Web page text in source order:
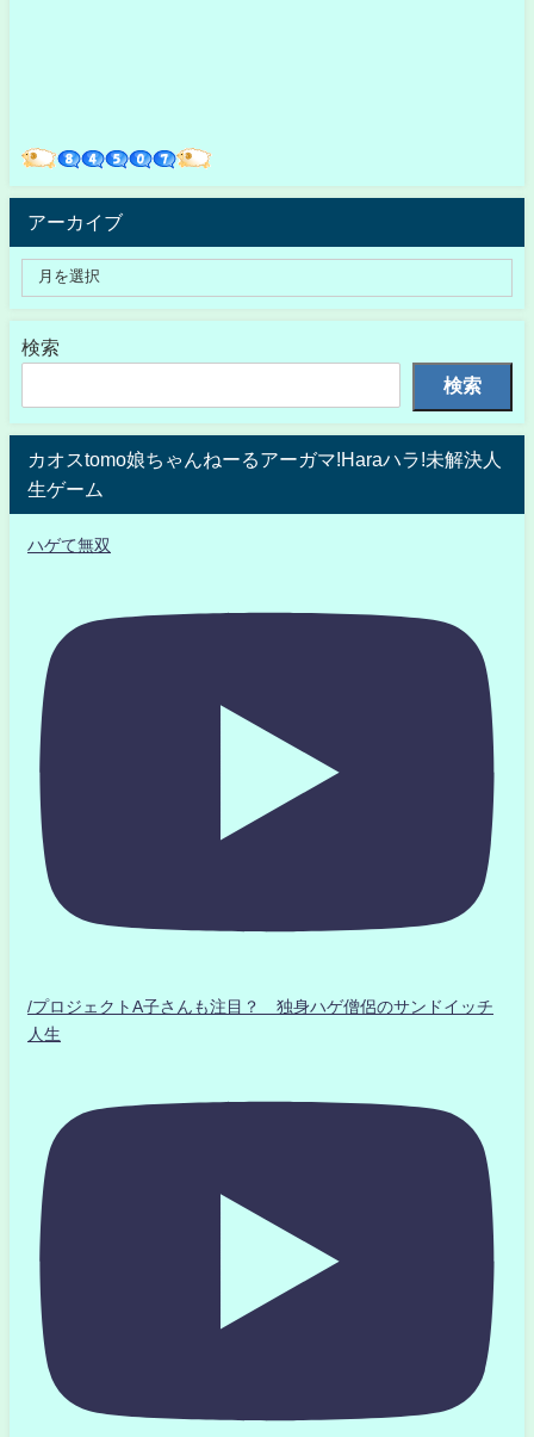
アーカイブ
検索
検索
カオスtomo娘ちゃんねーるアーガマ!Haraハラ!未解決人
生ゲーム
ハゲて無双
/プロジェクトA子さんも注目？ 独身ハゲ僧侶のサンドイッチ
人生